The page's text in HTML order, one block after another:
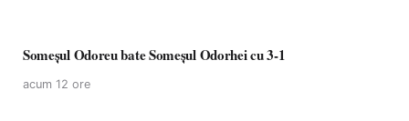
Someșul Odoreu bate Someșul Odorhei cu 3-1
acum 12 ore